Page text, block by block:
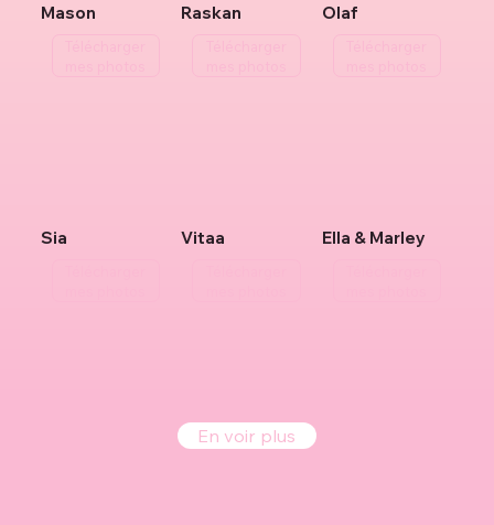
Mason Raskan Olaf
Sia Vitaa Ella & Marley
En voir plus